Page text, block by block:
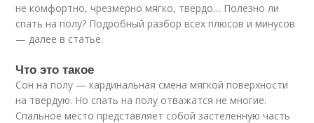
не комфортно, чрезмерно мягко, твердо… Полезно ли
спать на полу? Подробный разбор всех плюсов и минусов
— далее в статье.
Что это такое
Сон на полу — кардинальная смена мягкой поверхности
на твердую. Но спать на полу отважатся не многие.
Спальное место представляет собой застеленную часть